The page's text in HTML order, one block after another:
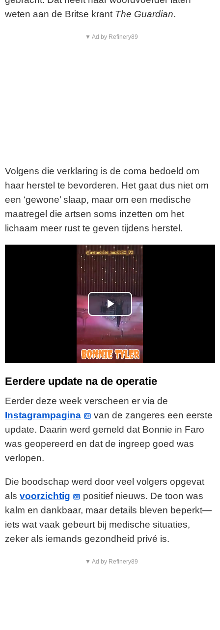
weten aan de Britse krant The Guardian.
▼ Ad by Refinery89
Volgens die verklaring is de coma bedoeld om
haar herstel te bevorderen. Het gaat dus niet om
een ‘gewone’ slaap, maar om een medische
maatregel die artsen soms inzetten om het
lichaam meer rust te geven tijdens herstel.
P
l
a
y
V
i
d
o
Eerdere update na de operatie
Eerder deze week verscheen er via de
Instagrampagina
van de zangeres een eerste
update. Daarin werd gemeld dat Bonnie in Faro
was geopereerd en dat de ingreep goed was
verlopen.
Die boodschap werd door veel volgers opgevat
als voorzichtig
positief nieuws. De toon was
kalm en dankbaar, maar details bleven beperkt—
iets wat vaak gebeurt bij medische situaties,
zeker als iemands gezondheid privé is.
▼ Ad by Refinery89